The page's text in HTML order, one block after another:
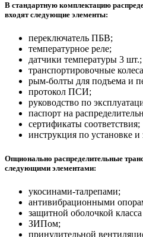
В стандартную комплектацию
входят следующие элементы:
переключатель ПБВ;
температурное реле;
датчики температуры 3 шт.;
транспортировочные
рым-болты для подъема и
протокол ПСИ;
руководство по
паспорт на
сертификаты соответствия;
инструкция по установке
Опционально распределительные
следующими элементами:
укосинами-талрепами;
антивибрационными
защитной оболочкой
ЗИПом;
принудительной